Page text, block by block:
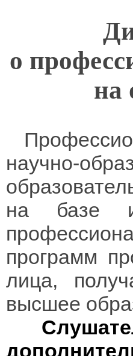
о
на
научно-
на базе
программ
лица,
высшее